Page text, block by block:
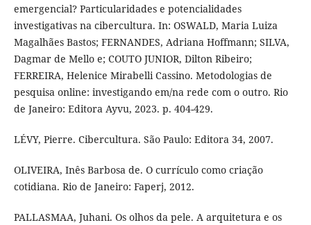
emergencial? Particularidades e potencialidades
investigativas na cibercultura. In: OSWALD, Maria Luiza
Magalhães Bastos; FERNANDES, Adriana Hoffmann; SILVA,
Dagmar de Mello e; COUTO JUNIOR, Dilton Ribeiro;
FERREIRA, Helenice Mirabelli Cassino. Metodologias de
pesquisa online: investigando em/na rede com o outro. Rio
de Janeiro: Editora Ayvu, 2023. p. 404-429.
LÉVY, Pierre. Cibercultura. São Paulo: Editora 34, 2007.
OLIVEIRA, Inês Barbosa de. O currículo como criação
cotidiana. Rio de Janeiro: Faperj, 2012.
PALLASMAA, Juhani. Os olhos da pele. A arquitetura e os